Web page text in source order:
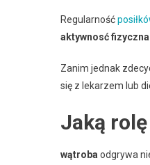
Regularność
aktywnosć
Zanim jednak
się z lekarzem lub
Jaką
wątroba odgrywa